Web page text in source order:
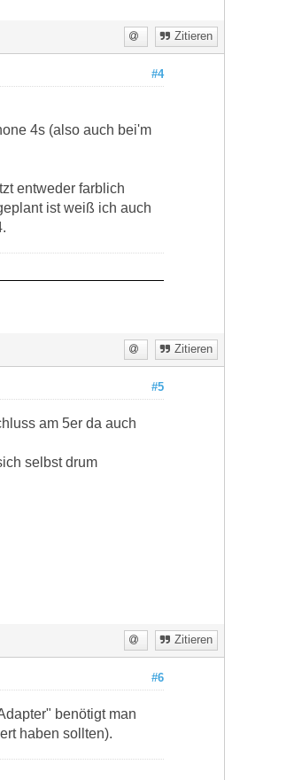
Zitieren
#4
4s (also auch bei'm
entweder farblich
ist weiß ich auch
Zitieren
#5
am 5er da auch
selbst drum
Zitieren
#6
benötigt man
haben sollten).